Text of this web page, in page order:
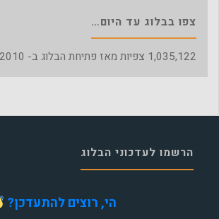
צפו בבלוג עד היום…
1,035,122 צפיות מאז פתיחת הבלוג ב- 21/2/2010.
הרשמו לעדכוני הבלוג
הי, רוצים להתעדכן?